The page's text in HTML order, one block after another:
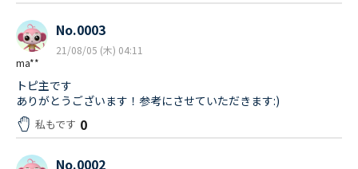
ma**
No.0003
21/08/05 (木) 04:11
トピ主です
ありがとうございます！参考にさせていただきます:)
私もです 0
No.0002